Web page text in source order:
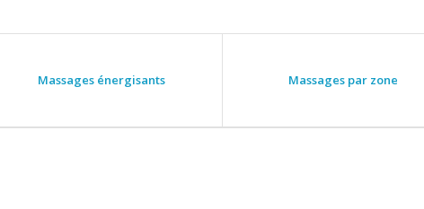
Massages énergisants Massages par zone